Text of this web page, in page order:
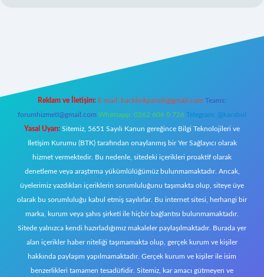
Reklam ve İletişim: E-mail: backlinkpaneli@gmail.com Teams:
forumhizmeti@gmail.com Whatsapp: 0262 606 0 726 Telegram: @karabul
Yasal Uyarı: Sitemiz, 5651 Sayılı Kanun gereğince Bilgi Teknolojileri ve
İletişim Kurumu (BTK) tarafından onaylanmış bir Yer Sağlayıcı olarak
hizmet vermektedir. Bu nedenle, sitedeki içerikleri proaktif olarak
denetleme veya araştırma yükümlülüğümüz bulunmamaktadır. Ancak,
üyelerimiz yazdıkları içeriklerin sorumluluğunu taşımakta olup, siteye üye
olarak bu sorumluluğu kabul etmiş sayılırlar. Bu internet sitesi, herhangi bir
marka, kurum veya şahıs şirketi ile hiçbir bağlantısı bulunmamaktadır.
Sitede yalnızca kendi hazırladığımız makaleler paylaşılmaktadır. Burada yer
alan içerikler haber niteliği taşımamakta olup, gerçek kurum ve kişiler
hakkında paylaşım yapılmamaktadır. Gerçek kurum ve kişiler ile isim
benzerlikleri tamamen tesadüfidir. Sitemiz, kar amacı gütmeyen ve